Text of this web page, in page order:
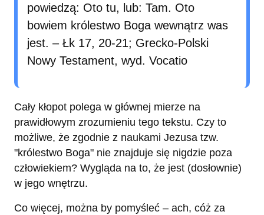
powiedzą: Oto tu, lub: Tam. Oto
bowiem królestwo Boga wewnątrz was
jest. – Łk 17, 20-21; Grecko-Polski
Nowy Testament, wyd. Vocatio
Cały kłopot polega w głównej mierze na
prawidłowym zrozumieniu tego tekstu. Czy to
możliwe, że zgodnie z naukami Jezusa tzw.
"królestwo Boga" nie znajduje się nigdzie poza
człowiekiem? Wygląda na to, że jest (dosłownie)
w jego wnętrzu.
Co więcej, można by pomyśleć – ach, cóż za